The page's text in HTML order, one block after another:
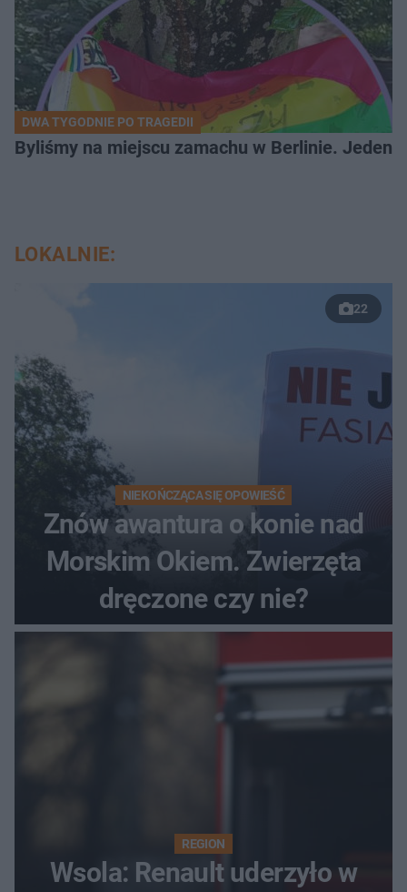
DWA TYGODNIE PO TRAGEDII
Byliśmy na miejscu zamachu w Berlinie. Jeden
LOKALNIE:
22
NIEKOŃCZĄCA SIĘ OPOWIEŚĆ
Znów awantura o konie nad
Morskim Okiem. Zwierzęta
dręczone czy nie?
REGION
Wsola: Renault uderzyło w